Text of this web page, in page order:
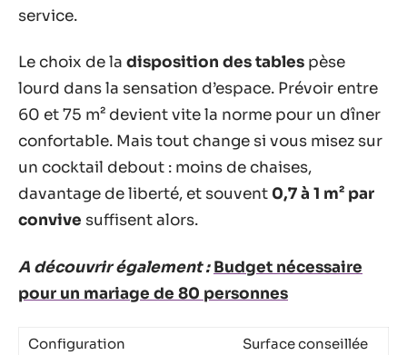
service.
Le choix de la disposition des tables pèse
lourd dans la sensation d’espace. Prévoir entre
60 et 75 m² devient vite la norme pour un dîner
confortable. Mais tout change si vous misez sur
un cocktail debout : moins de chaises,
davantage de liberté, et souvent 0,7 à 1 m² par
convive suffisent alors.
A découvrir également : Budget nécessaire
pour un mariage de 80 personnes
Configuration
Surface conseillée